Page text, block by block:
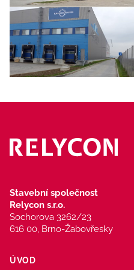
Stavební společnost
Relycon s.r.o.
Sochorova 3262/23
616 00, Brno-Žabovřesky
ÚVOD